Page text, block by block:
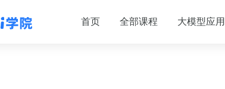
首页 全部课程 大模型应用